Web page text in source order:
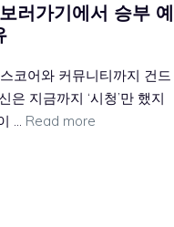
러가기에서 승부 예
코어와 커뮤니티까지 건드
은 지금까지 ‘시청’만 했지
… Read more